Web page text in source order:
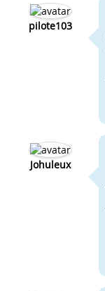
pilote103
Johuleux